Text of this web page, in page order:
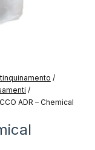
/
/
ADR – Chemical